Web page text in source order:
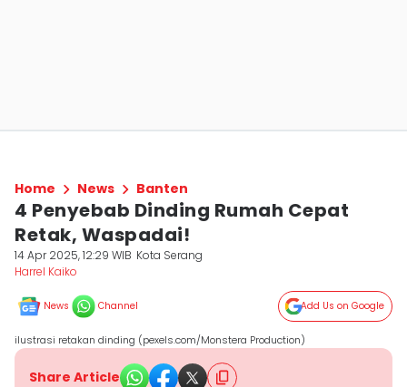
Home News Banten
4 Penyebab Dinding Rumah Cepat
Retak, Waspadai!
14 Apr 2025, 12:29 WIB Kota Serang
Harrel Kaiko
News Channel Add Us on Google
ilustrasi retakan dinding (pexels.com/Monstera Production)
Share Article